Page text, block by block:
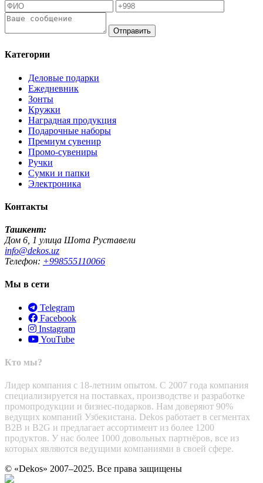
Отправить
Категории
Деловые подарки
Ежедневник
Зонты
Кружки
Наградная продукция
Подарочные наборы
Премиум сувенир
Промо-сувениры
Ручки
Сумки и папки
Электроника
Контакты
Ташкент:
Дом 6, 1 улица Шота Руставели
info@dekos.uz
Телефон: +998555110066
Мы в сети
Telegram
Facebook
Instagram
YouTube
Кто мы?
Лидер компания с 18-летним опытом. С 2007 года компания
специализируется на поставках, производстве и разработке
промопродукции и бизнес-подарков. Нам доверяют 90%
ведущих компаний Узбекистана. Dekos работает в сегментах
B2B и B2G и предлагает ассортимент из более 1200
продуктов. У нас более 1000 довольных партнёров, все из
которых являются ведущими компаниями в своей сфере.
© «Dekos» 2007–2025. Все права защищены